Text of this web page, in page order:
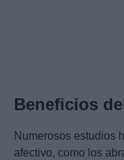
Beneficios
Numerosos estudios
afectivo, como los